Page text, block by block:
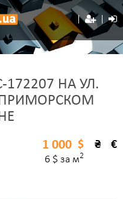
НА УЛ.
$ ₴ €
1 000
6 $ за м2